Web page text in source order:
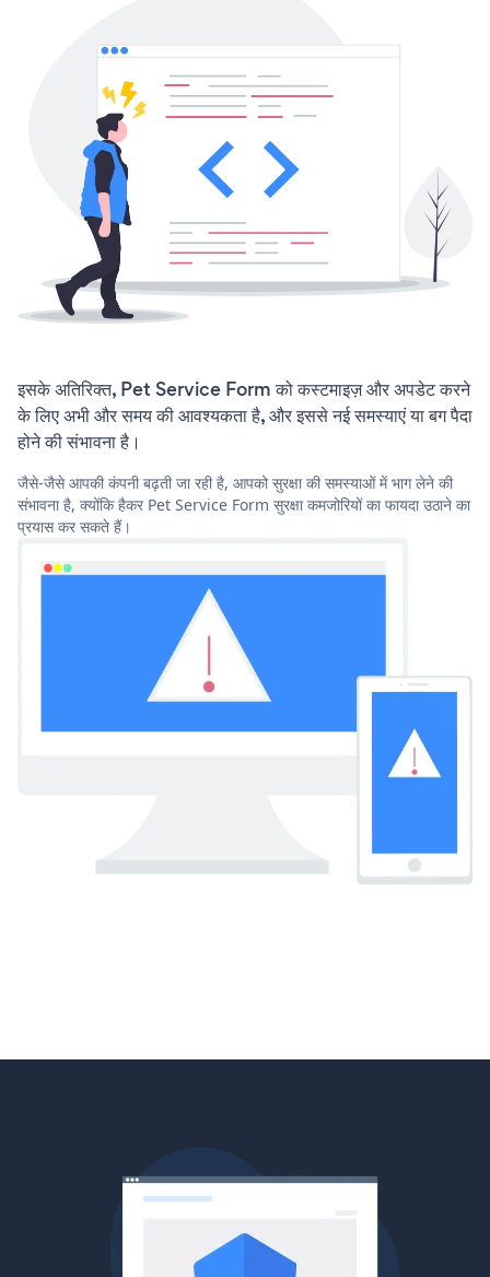
इसके अतिरिक्त, Pet Service Form को कस्टमाइज़ और अपडेट करने
के लिए अभी और समय की आवश्यकता है, और इससे नई समस्याएं या बग पैदा
होने की संभावना है।
जैसे-जैसे आपकी कंपनी बढ़ती जा रही है, आपको सुरक्षा की समस्याओं में भाग लेने की
संभावना है, क्योंकि हैकर Pet Service Form सुरक्षा कमजोरियों का फायदा उठाने का
प्रयास कर सकते हैं।